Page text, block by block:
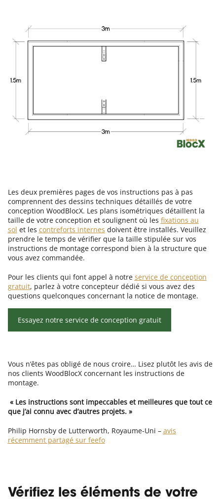
Les deux premières pages de vos instructions pas à pas
comprennent des dessins techniques détaillés de votre
conception WoodBlocX. Les plans isométriques détaillent la
taille de votre conception et soulignent où les fixations au
sol et les contreforts internes doivent être installés. Veuillez
prendre le temps de vérifier que la taille stipulée sur vos
instructions de montage correspond bien à la structure que
vous avez commandée.
Pour les clients qui font appel à notre service de conception
gratuit, parlez à votre concepteur dédié si vous avez des
questions quelconques concernant la notice de montage.
Essayez notre service de conception gratuit
Vous n’êtes pas obligé de nous croire… Lisez plutôt les avis de
nos clients WoodBlocX concernant les instructions de
montage.
« Les instructions sont impeccables et meilleures que tout ce
que j’ai connu avec d’autres projets. »
Philip Hornsby de Lutterworth, Royaume-Uni – avis
récemment partagé sur feefo
Vérifiez les éléments de votre